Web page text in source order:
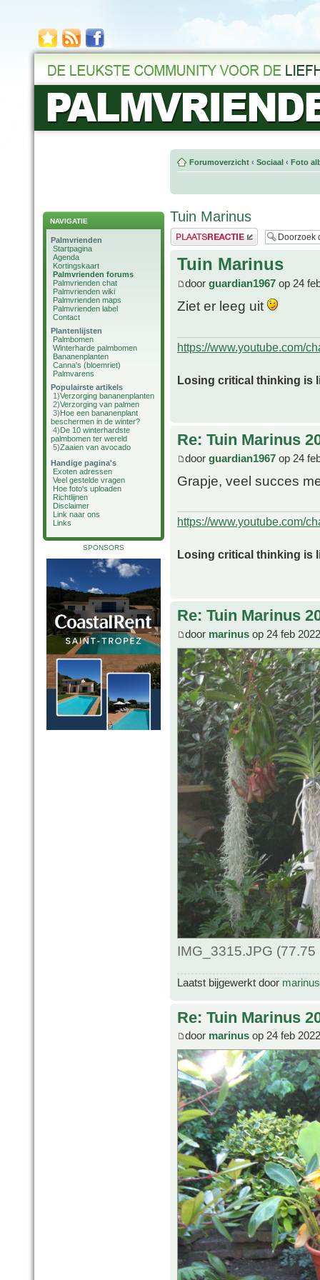
NAVIGATIE
Palmvrienden
Startpagina
Agenda
Kortingskaart
Palmvrienden forums
Palmvrienden chat
Palmvrienden wiki
Palmvrienden maps
Palmvrienden label
Contact
Plantenlijsten
Palmbomen
Winterharde palmbomen
Bananenplanten
Canna's (bloemriet)
Palmvarens
Populairste artikels
1)Verzorging bananenplanten
2)Verzorging van palmen
3)Hoe een bananenplant
beschermen in de winter?
4)De 10 winterhardste
palmbomen ter wereld
5)Zaaien van avocado
Handige pagina's
Exoten adressen
Veel gestelde vragen
Hoe foto's uploaden
Richtlijnen
Disclaimer
Link naar ons
Links
SPONSORS
Forumoverzicht ‹ Sociaal ‹ Foto
Tuin Marinus
Plaats een reactie
Tuin Marinus
door guardian1967 op 24
Ziet er leeg uit
https://www.youtube.com/
Losing critical thinking is
Re: Tuin Marinus
door guardian1967 op 24
Grapje, veel succes
https://www.youtube.com/
Losing critical thinking is
Re: Tuin Marinus
door marinus op 24 feb
IMG_3315.JPG
Laatst bijgewerkt door marinus
Re: Tuin Marinus
door marinus op 24 feb